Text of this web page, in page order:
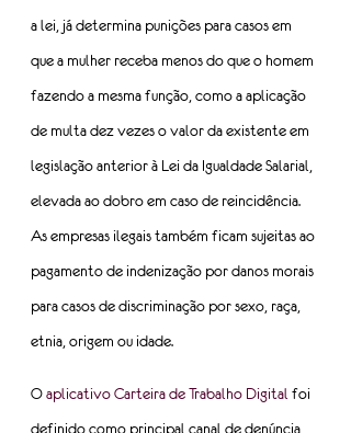
a lei, já determina punições para casos em
que a mulher receba menos do que o homem
fazendo a mesma função, como a aplicação
de multa dez vezes o valor da existente em
legislação anterior à Lei da Igualdade Salarial,
elevada ao dobro em caso de reincidência.
As empresas ilegais também ficam sujeitas ao
pagamento de indenização por danos morais
para casos de discriminação por sexo, raça,
etnia, origem ou idade.
O aplicativo Carteira de Trabalho Digital foi
definido como principal canal de denúncia